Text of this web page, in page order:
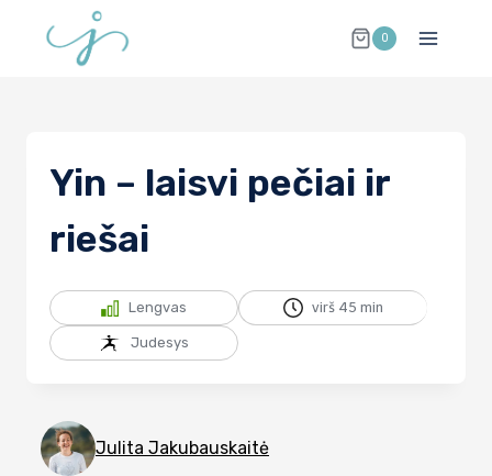
0
Yin – laisvi pečiai ir
riešai
Lengvas virš 45 min
Judesys
Julita Jakubauskaitė